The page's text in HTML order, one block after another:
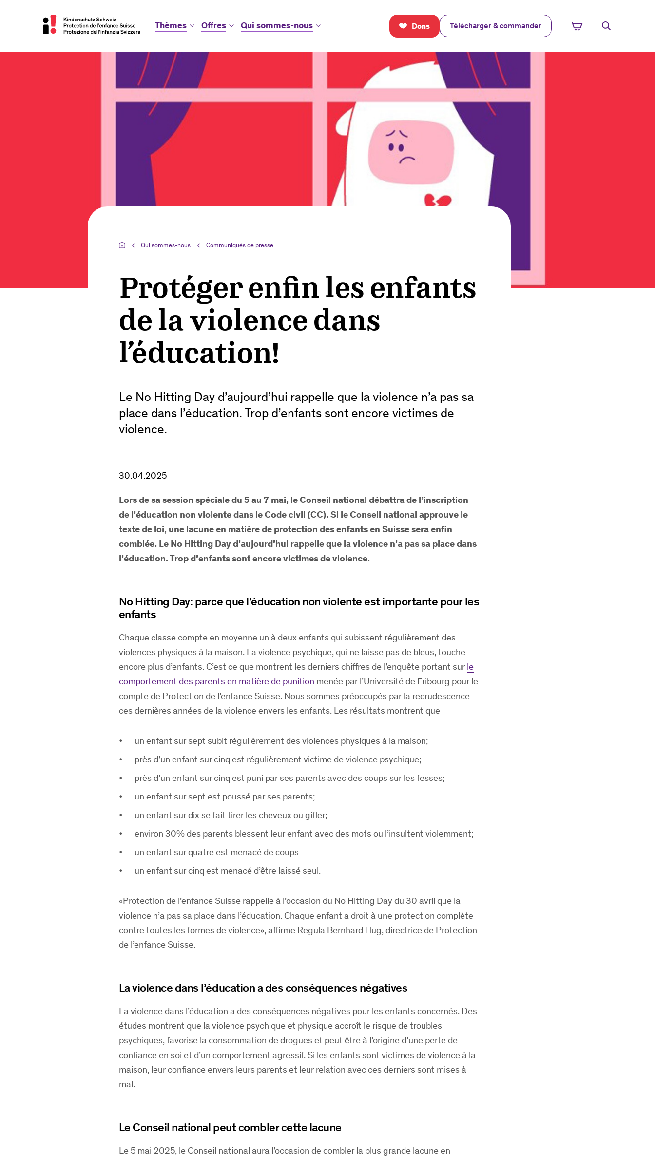
Dons Télécharger & commander
Thèmes Offres Qui sommes-nous
Qui sommes-nous Communiqués de presse
Protéger enfin les enfants
de la violence dans
l’éducation!
Le No Hitting Day d’aujourd’hui rappelle que la violence n’a pas sa
place dans l’éducation. Trop d’enfants sont encore victimes de
violence.
30.04.2025
Lors de sa session spéciale du 5 au 7 mai, le Conseil national débattra de l’inscription
de l’éducation non violente dans le Code civil (CC). Si le Conseil national approuve le
texte de loi, une lacune en matière de protection des enfants en Suisse sera enfin
comblée. Le No Hitting Dayd’aujourd’hui rappelle que la violence n’a pas sa place dans
l’éducation. Trop d’enfants sont encore victimes de violence.
No Hitting Day: parce que l’éducation non violente est importante pour les
enfants
Chaque classe compte en moyenne un à deux enfants qui subissent régulièrement des
violences physiques à la maison. La violence psychique, qui ne laisse pas de bleus, touche
encore plus d’enfants. C’est ce que montrent les derniers chiffres de l’enquête portant surle
comportement des parents en matière de punition menée par l’Université de Fribourg pour le
compte de Protection de l’enfance Suisse. Nous sommes préoccupés par la recrudescence
ces dernières années de la violence envers les enfants. Les résultats montrent que
un enfant sur sept subit régulièrement des violences physiques à la maison;
près d’un enfant sur cinq est régulièrement victime de violence psychique;
près d’un enfant sur cinq est puni par ses parents avec des coups sur les fesses;
un enfant sur sept est poussé par ses parents;
un enfant sur dix se fait tirer les cheveux ou gifler;
environ 30% des parents blessent leur enfant avec des mots ou l’insultent violemment;
un enfant sur quatre est menacé de coups
un enfant sur cinq est menacé d’être laissé seul.
«Protection de l’enfance Suisse rappelle à l’occasion du No Hitting Daydu 30 avril que la
violence n’a pas sa place dans l’éducation. Chaque enfant a droit à une protection complète
contre toutes les formes de violence», affirme Regula Bernhard Hug, directrice de Protection
de l’enfance Suisse.
La violence dans l’éducation a des conséquences négatives
La violence dans l’éducation a des conséquences négatives pour les enfants concernés. Des
études montrent que la violence psychique et physique accroît le risque de troubles
psychiques, favorise la consommation de drogues et peut être à l’origine d’une perte de
confiance en soi et d’un comportement agressif. Si les enfants sont victimes de violence à la
maison, leur confiance envers leurs parents et leur relation avec ces derniers sont mises à
mal.
Le Conseil national peut combler cette lacune
Le 5 mai 2025, le Conseil national aura l’occasion de combler la plus grande lacune en